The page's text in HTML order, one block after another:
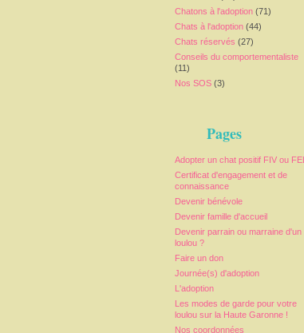
Chatons à l'adoption (71)
Chats à l'adoption (44)
Chats réservés (27)
Conseils du comportementaliste
(11)
Nos SOS (3)
Pages
Adopter un chat positif FIV ou
Certificat d'engagement et de
connaissance
Devenir bénévole
Devenir famille d'accueil
Devenir parrain ou marraine d'un
loulou ?
Faire un don
Journée(s) d'adoption
L'adoption
Les modes de garde pour votre
loulou sur la Haute Garonne !
Nos coordonnées